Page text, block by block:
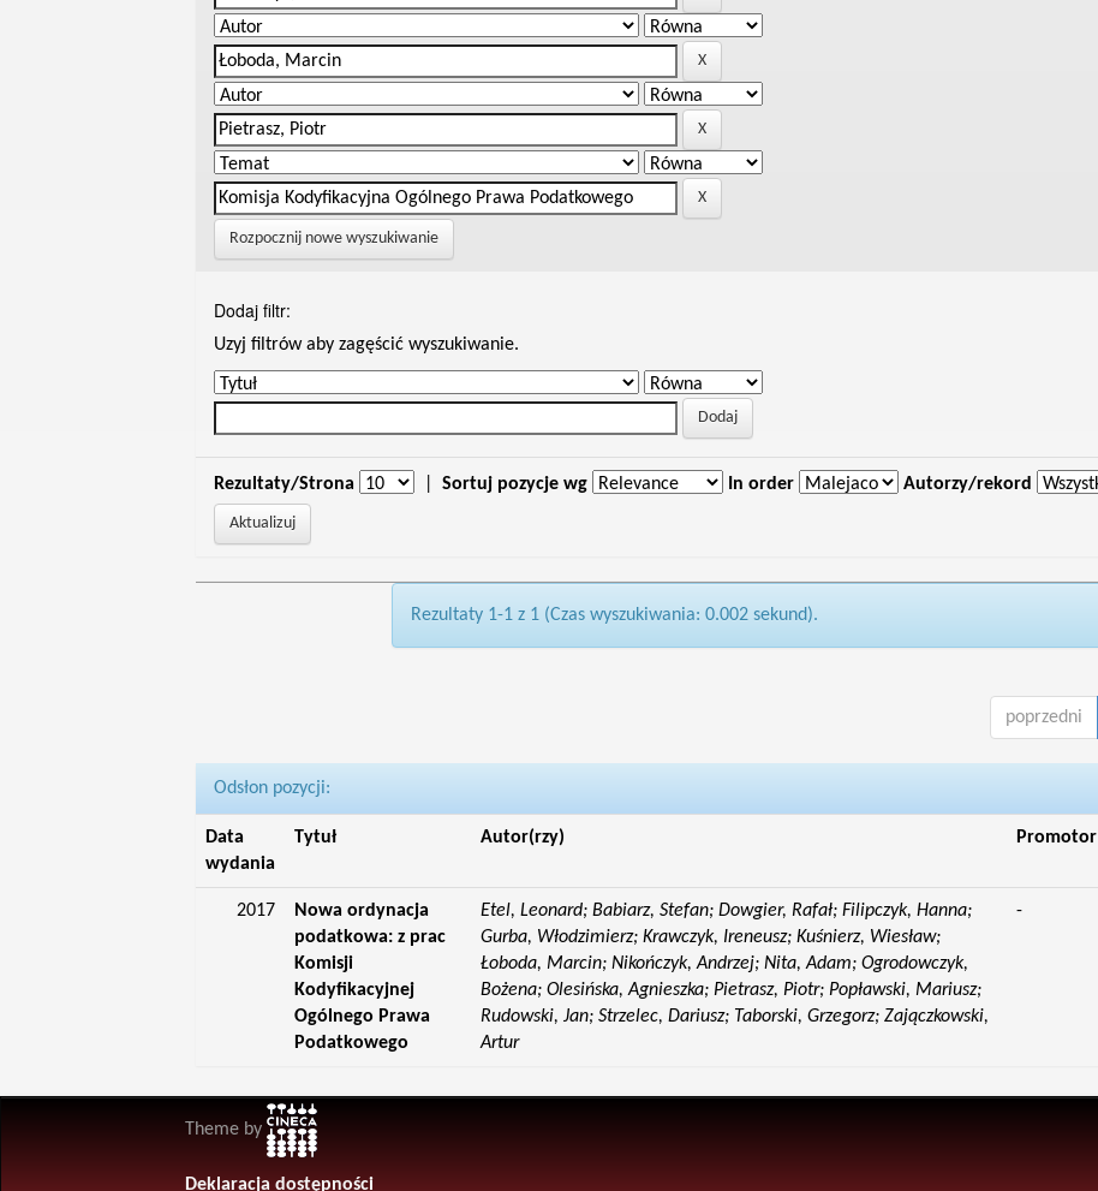
Rozpocznij nowe wyszukiwanie
Dodaj filtr:
Uzyj filtrów aby zagęścić wyszukiwanie.
Rezultaty/Strona Sortuj pozycje wg In order Autorzy/rekord
Rezultaty 1-1 z 1 (Czas wyszukiwania: 0.002 sekund).
poprzedni
Odsłon pozycji:
Data
wydania
Tytuł Autor(rzy) Promotor
2017
Nowa ordynacja
podatkowa: z prac
Komisji
Kodyfikacyjnej
Ogólnego Prawa
Podatkowego
Etel, Leonard; Babiarz, Stefan; Dowgier, Rafał; Filipczyk, Hanna;
Gurba, Włodzimierz; Krawczyk, Ireneusz; Kuśnierz, Wiesław;
Łoboda, Marcin; Nikończyk, Andrzej; Nita, Adam; Ogrodowczyk,
Bożena; Olesińska, Agnieszka; Pietrasz, Piotr; Popławski, Mariusz;
Rudowski, Jan; Strzelec, Dariusz; Taborski, Grzegorz; Zajączkowski,
Artur
-
Theme by
Deklaracja dostępności